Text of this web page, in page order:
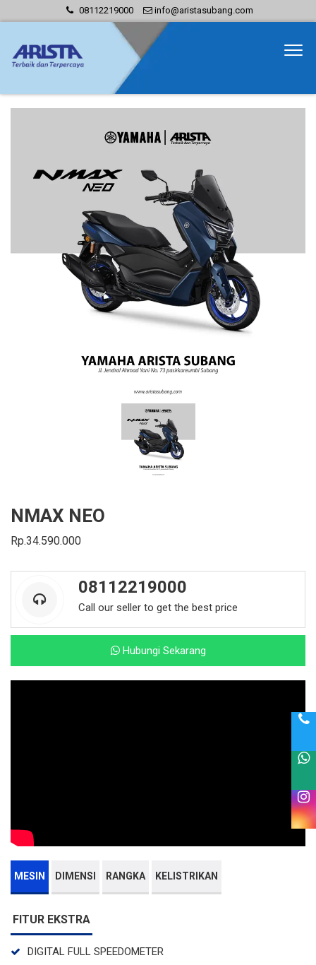
08112219000 info@aristasubang.com
NMAX NEO
Rp.34.590.000
08112219000
Call our seller to get the best price
Hubungi Sekarang
MESIN DIMENSI RANGKA KELISTRIKAN
FITUR EKSTRA
DIGITAL FULL SPEEDOMETER